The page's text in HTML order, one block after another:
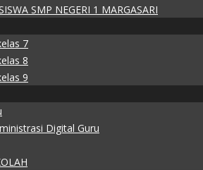
SMP NEGERI 1 MARGASARI
7
8
9
Digital Guru